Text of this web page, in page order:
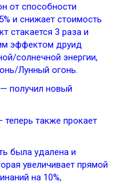
от способности
и снижает стоимость
стакается 3 раза и
эффектом друид
солнечной энергии,
/Лунный огонь.
— получил новый
также прокает
была удалена и
увеличивает прямой
на 10%,